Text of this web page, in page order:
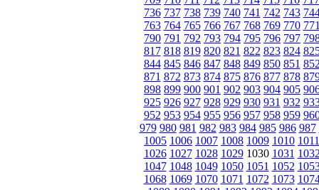
736 737 738 739 740 741 742 743
763 764 765 766 767 768 769 770
790 791 792 793 794 795 796 797
817 818 819 820 821 822 823 824
844 845 846 847 848 849 850 851
871 872 873 874 875 876 877 878
898 899 900 901 902 903 904 905
925 926 927 928 929 930 931 932
952 953 954 955 956 957 958 959
979 980 981 982 983 984 985 986 987
1005 1006 1007 1008 1009 1010 1011
1026 1027 1028 10291030 1031
1047 1048 1049 1050 1051 1052
1068 1069 1070 1071 1072 1073